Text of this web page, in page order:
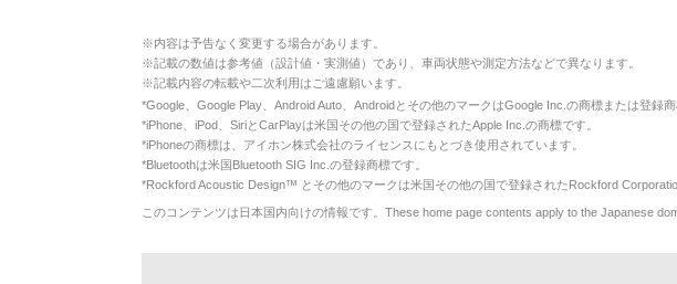
※内容は予告なく変更する場合があります。
※記載の数値は参考値（設計値・実測値）であり、車両状態や測定方法などで異なります。
※記載内容の転載や二次利用はご遠慮願います。
*Google、Google Play、Android Auto、Androidとその他のマークはGoogle Inc.の商標または登録商
*iPhone、iPod、SiriとCarPlayは米国その他の国で登録されたApple Inc.の商標です。
*iPhoneの商標は、アイホン株式会社のライセンスにもとづき使用されています。
*Bluetoothは米国Bluetooth SIG Inc.の登録商標です。
*Rockford Acoustic Design™ とその他のマークは米国その他の国で登録されたRockford
このコンテンツは日本国内向けの情報です。These home page contents apply to the Japanese